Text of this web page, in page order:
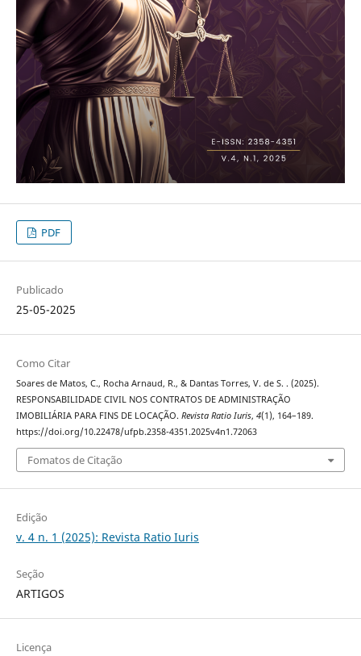
PDF
Publicado
25-05-2025
Como Citar
Soares de Matos, C., Rocha Arnaud, R., & Dantas Torres, V. de S. . (2025).
RESPONSABILIDADE CIVIL NOS CONTRATOS DE ADMINISTRAÇÃO
IMOBILIÁRIA PARA FINS DE LOCAÇÃO. Revista Ratio Iuris, 4(1), 164–189.
https://doi.org/10.22478/ufpb.2358-4351.2025v4n1.72063
Fomatos de Citação
Edição
v. 4 n. 1 (2025): Revista Ratio Iuris
Seção
ARTIGOS
Licença